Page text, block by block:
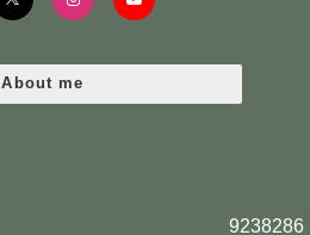
About me
9238286